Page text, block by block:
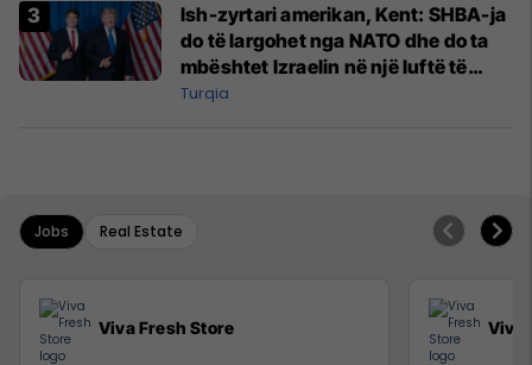
Ish-zyrtari amerikan, Kent: SHBA-ja
do të largohet nga NATO dhe do ta
mbështet Izraelin në një luftë të
mundshme me Turqinë në Siri
Turqia
Jobs Real Estate
Viva Fresh Store Viva